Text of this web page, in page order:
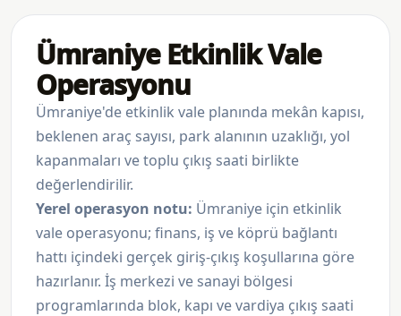
Ümraniye Etkinlik Vale
Operasyonu
Ümraniye'de etkinlik vale planında mekân kapısı,
beklenen araç sayısı, park alanının uzaklığı, yol
kapanmaları ve toplu çıkış saati birlikte
değerlendirilir.
Yerel operasyon notu: Ümraniye için etkinlik
vale operasyonu; finans, iş ve köprü bağlantı
hattı içindeki gerçek giriş-çıkış koşullarına göre
hazırlanır. İş merkezi ve sanayi bölgesi
programlarında blok, kapı ve vardiya çıkış saati